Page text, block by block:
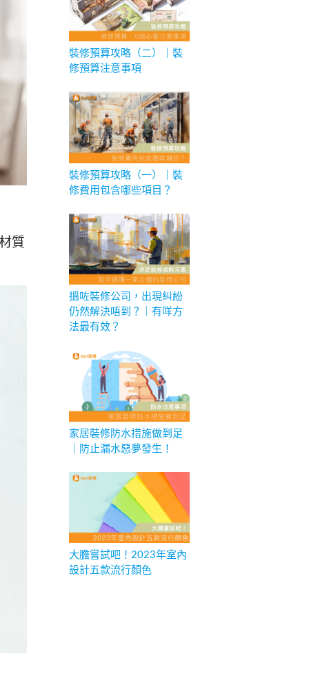
質
裝修預算攻略（二）｜裝
修預算注意事項
裝修預算攻略（一）｜裝
修費用包含哪些項目？
搵咗裝修公司，出現糾紛
仍然解決唔到？｜有咩方
法最有效？
家居裝修防水措施做到足
｜防止漏水惡夢發生！
大膽嘗試吧！2023年室內
設計五款流行顏色